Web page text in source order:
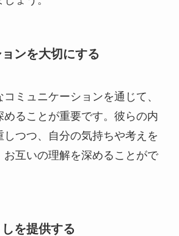
ンを大切にする
ミュニケーションを通じて、
めることが重要です。彼らの内
しつつ、自分の気持ちや考えを
お互いの理解を深めることがで
を提供する